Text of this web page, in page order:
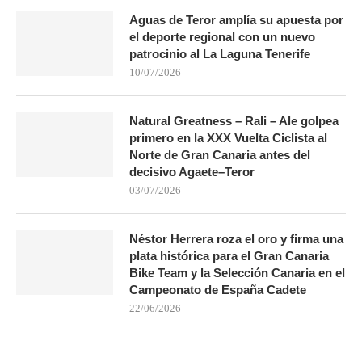
Aguas de Teror amplía su apuesta por
el deporte regional con un nuevo
patrocinio al La Laguna Tenerife
10/07/2026
Natural Greatness – Rali – Ale golpea
primero en la XXX Vuelta Ciclista al
Norte de Gran Canaria antes del
decisivo Agaete–Teror
03/07/2026
Néstor Herrera roza el oro y firma una
plata histórica para el Gran Canaria
Bike Team y la Selección Canaria en el
Campeonato de España Cadete
22/06/2026